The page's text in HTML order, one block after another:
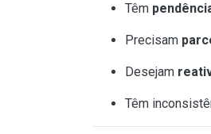
Têm
Precisam
Desejam
Têm